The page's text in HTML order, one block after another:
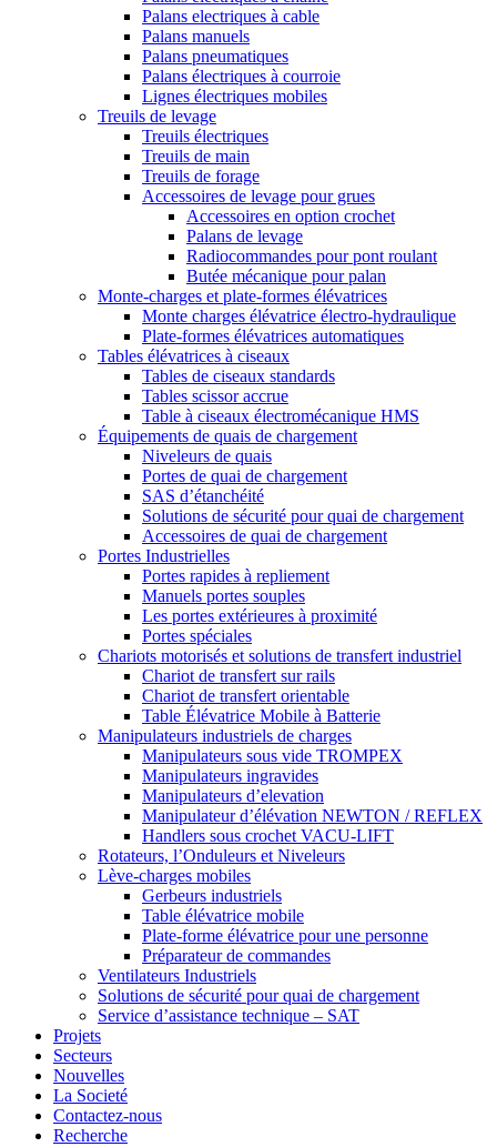
Palans electriques à cable
Palans manuels
Palans pneumatiques
Palans électriques à courroie
Lignes électriques mobiles
Treuils de levage
Treuils électriques
Treuils de main
Treuils de forage
Accessoires de levage pour grues
Accessoires en option crochet
Palans de levage
Radiocommandes pour pont roulant
Butée mécanique pour palan
Monte-charges et plate-formes élévatrices
Monte charges élévatrice électro-hydraulique
Plate-formes élévatrices automatiques
Tables élévatrices à ciseaux
Tables de ciseaux standards
Tables scissor accrue
Table à ciseaux électromécanique HMS
Équipements de quais de chargement
Niveleurs de quais
Portes de quai de chargement
SAS d’étanchéité
Solutions de sécurité pour quai de chargement
Accessoires de quai de chargement
Portes Industrielles
Portes rapides à repliement
Manuels portes souples
Les portes extérieures à proximité
Portes spéciales
Chariots motorisés et solutions de transfert industriel
Chariot de transfert sur rails
Chariot de transfert orientable
Table Élévatrice Mobile à Batterie
Manipulateurs industriels de charges
Manipulateurs sous vide TROMPEX
Manipulateurs ingravides
Manipulateurs d’elevation
Manipulateur d’élévation NEWTON / REFLEX
Handlers sous crochet VACU-LIFT
Rotateurs, l’Onduleurs et Niveleurs
Lève-charges mobiles
Gerbeurs industriels
Table élévatrice mobile
Plate-forme élévatrice pour une personne
Préparateur de commandes
Ventilateurs Industriels
Solutions de sécurité pour quai de chargement
Service d’assistance technique – SAT
Projets
Secteurs
Nouvelles
La Societé
Contactez-nous
Recherche